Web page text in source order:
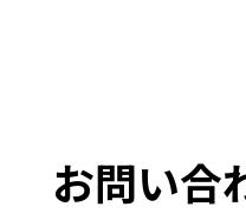
お問い合